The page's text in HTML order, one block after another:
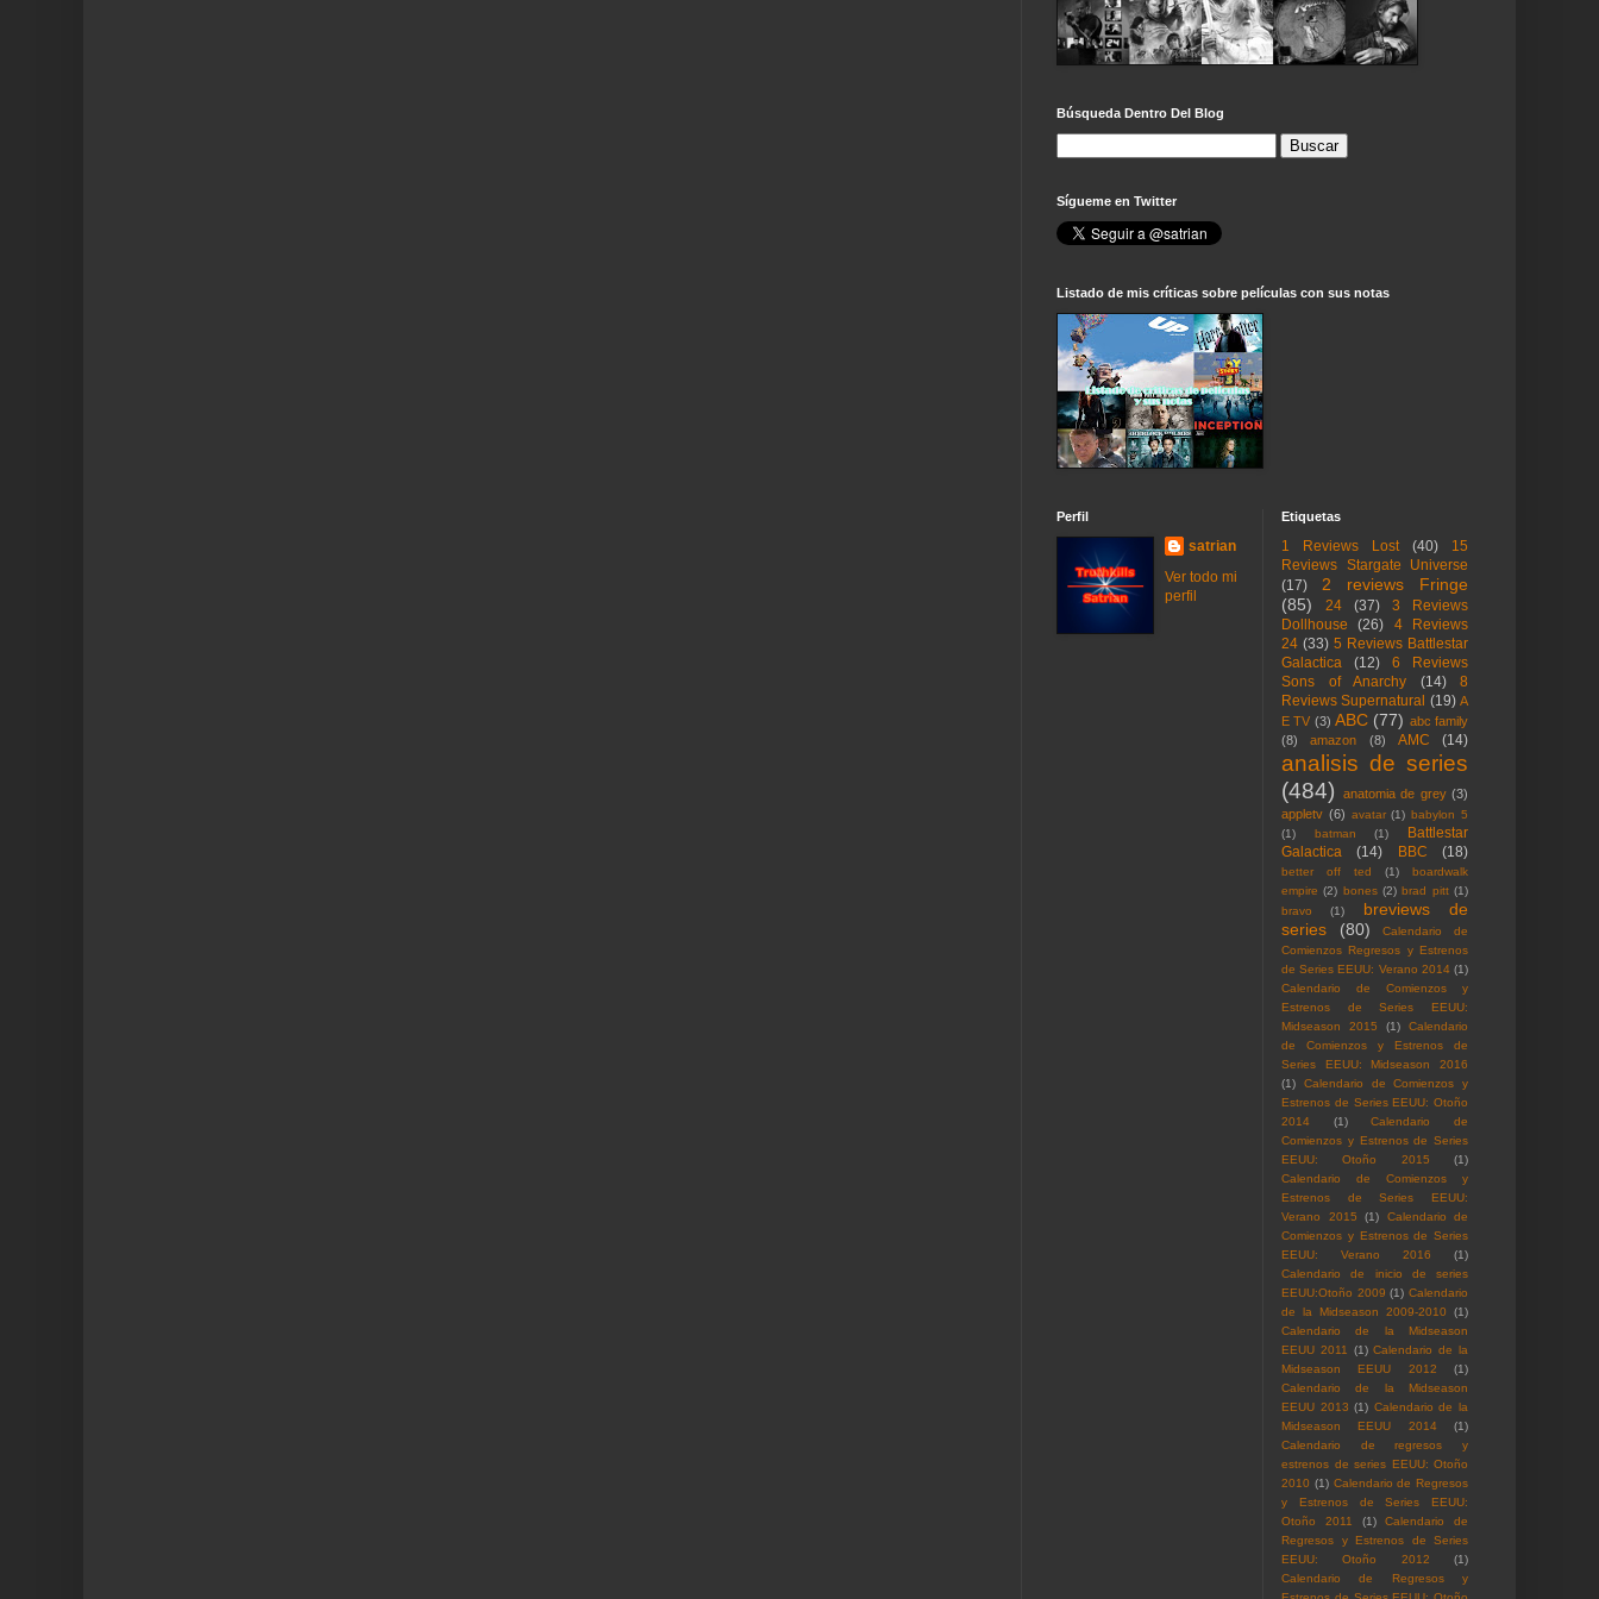
Búsqueda Dentro Del Blog
Sígueme en Twitter
Listado de mis críticas sobre películas con sus notas
Perfil
satrian
Ver todo mi
perfil
Etiquetas
1 Reviews Lost (40)
15
Reviews Stargate Universe
(17)
2 reviews Fringe
(85)
24 (37)
3 Reviews
Dollhouse
(26)
4 Reviews
24 (33) 5 Reviews Battlestar
Galactica
(12)
6 Reviews
Sons of Anarchy
(14)
8
Reviews Supernatural (19) A
E TV (3) ABC (77) abc family
(8)
amazon (8) AMC (14)
analisis de series
(484)
anatomia de grey (3)
appletv (6) avatar (1) babylon 5
(1)
batman (1)
Battlestar
Galactica
(14) BBC (18)
better off ted (1)
boardwalk
empire (2) bones (2) brad pitt (1)
bravo
(1)
breviews de
series
(80)
Calendario de
Comienzos Regresos y Estrenos
de Series EEUU: Verano 2014 (1)
Calendario de Comienzos y
Estrenos de Series EEUU:
Midseason 2015
(1)
Calendario
de Comienzos y Estrenos de
Series EEUU: Midseason 2016
(1)
Calendario de Comienzos y
Estrenos de Series EEUU: Otoño
2014
(1)
Calendario de
Comienzos y Estrenos de Series
EEUU: Otoño 2015
(1)
Calendario de Comienzos y
Estrenos de Series EEUU:
Verano 2015
(1)
Calendario de
Comienzos y Estrenos de Series
EEUU: Verano 2016
(1)
Calendario de inicio de series
EEUU:Otoño 2009 (1) Calendario
de la Midseason 2009-2010
(1)
Calendario de la Midseason
EEUU 2011 (1) Calendario de la
Midseason EEUU 2012
(1)
Calendario de la Midseason
EEUU 2013 (1) Calendario de la
Midseason EEUU 2014
(1)
Calendario de regresos y
estrenos de series EEUU: Otoño
2010 (1) Calendario de Regresos
y Estrenos de Series EEUU:
Otoño 2011
(1)
Calendario de
Regresos y Estrenos de Series
EEUU: Otoño 2012
(1)
Calendario de Regresos y